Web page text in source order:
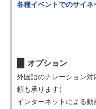
各種イベントでのサイネ
オプション
外国語のナレーション
頼も承ります）
インターネットによる動